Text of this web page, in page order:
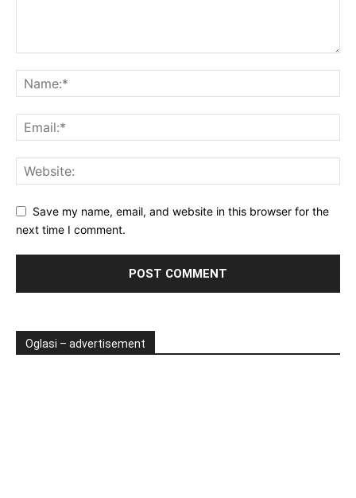
Save my name, email, and website in this browser for the
next time I comment.
Oglasi – advertisement